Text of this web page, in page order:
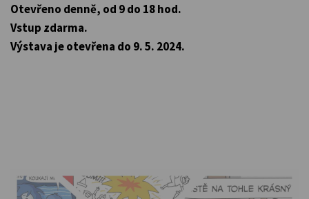
Otevřeno denně, od 9 do 18 hod.
Vstup zdarma.
Výstava je otevřena do 9. 5. 2024.